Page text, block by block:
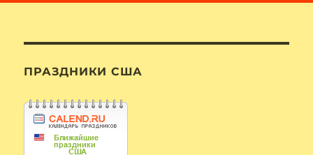
ПРАЗДНИКИ США